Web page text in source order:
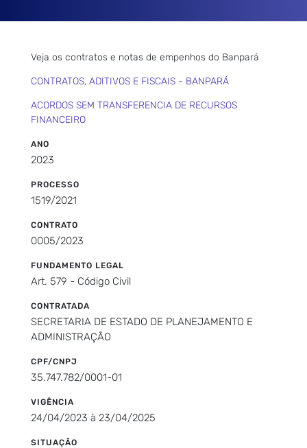
Veja os contratos e notas de empenhos do Banpará
CONTRATOS, ADITIVOS E FISCAIS - BANPARÁ
ACORDOS SEM TRANSFERENCIA DE RECURSOS
FINANCEIRO
ANO
2023
PROCESSO
1519/2021
CONTRATO
0005/2023
FUNDAMENTO LEGAL
Art. 579 - Código Civil
CONTRATADA
SECRETARIA DE ESTADO DE PLANEJAMENTO E
ADMINISTRAÇÃO
CPF/CNPJ
35.747.782/0001-01
VIGÊNCIA
24/04/2023 à 23/04/2025
SITUAÇÃO